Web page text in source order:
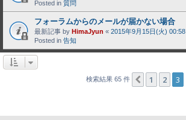
Posted in 質問
フォーラムからのメールが届かない場合
最新記事 by HimaJyun « 2015年9月15日(火) 00:58
Posted in 告知
検索結果 65 件 １つ前へ
1 2 3